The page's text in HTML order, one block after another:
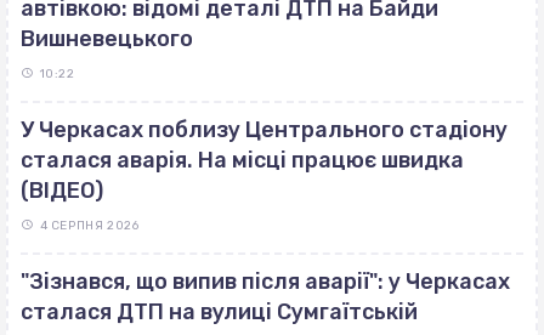
автівкою: відомі деталі ДТП на Байди
Вишневецького
10:22
У Черкасах поблизу Центрального стадіону
сталася аварія. На місці працює швидка
(ВІДЕО)
4 СЕРПНЯ 2026
"Зізнався, що випив після аварії": у Черкасах
сталася ДТП на вулиці Сумгаїтській